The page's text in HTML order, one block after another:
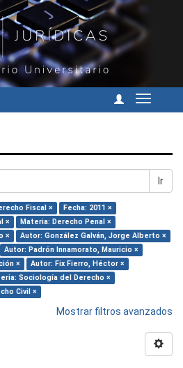
Cambiar
Ir
Fiscal ×
Fecha: 2011 ×
×
Materia: Derecho Penal ×
×
Autor: González Galván, Jorge Alberto ×
Autor: Padrón Innamorato, Mauricio ×
×
Autor: Fix Fierro, Héctor ×
Sociología del Derecho ×
Civil ×
Mostrar filtros avanzados